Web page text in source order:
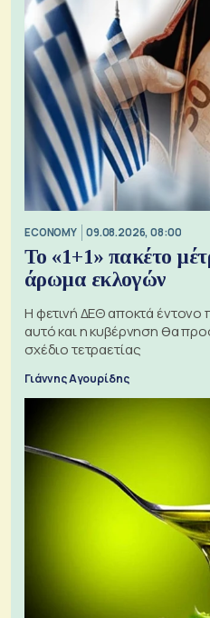
ECONOMY 09.08.2026, 08:00
Το «1+1» πακέτο
άρωμα εκλογών
Η φετινή ΔΕΘ αποκτά έντονο
αυτό και η κυβέρνηση θα
σχέδιο τετραετίας
Γιάννης Αγουρίδης